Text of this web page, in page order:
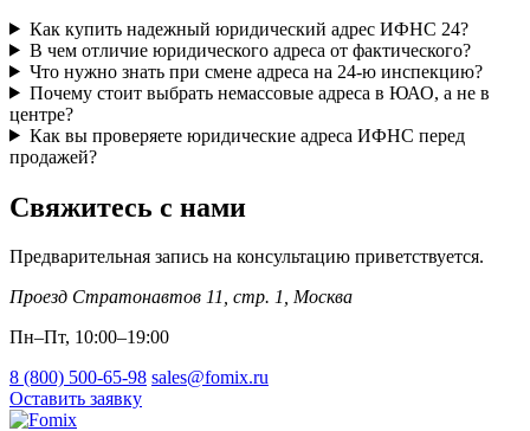
Как купить надежный юридический адрес ИФНС 24?
В чем отличие юридического адреса от фактического?
Что нужно знать при смене адреса на 24-ю инспекцию?
Почему стоит выбрать немассовые адреса в ЮАО, а не в
центре?
Как вы проверяете юридические адреса ИФНС перед
продажей?
Свяжитесь с нами
Предварительная запись на консультацию приветствуется.
Проезд Стратонавтов 11, стр. 1, Москва
Пн–Пт, 10:00–19:00
8 (800) 500-65-98 sales@fomix.ru
Оставить заявку